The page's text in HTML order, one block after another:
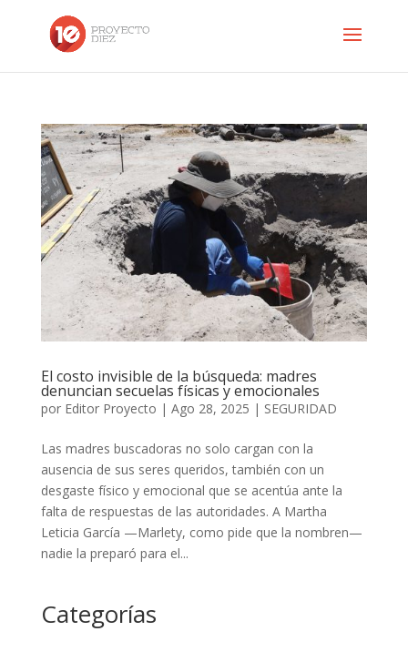
El costo invisible de la búsqueda: madres
denuncian secuelas físicas y emocionales
por Editor Proyecto | Ago 28, 2025 | SEGURIDAD
Las madres buscadoras no solo cargan con la
ausencia de sus seres queridos, también con un
desgaste físico y emocional que se acentúa ante la
falta de respuestas de las autoridades. A Martha
Leticia García —Marlety, como pide que la nombren—
nadie la preparó para el...
Categorías